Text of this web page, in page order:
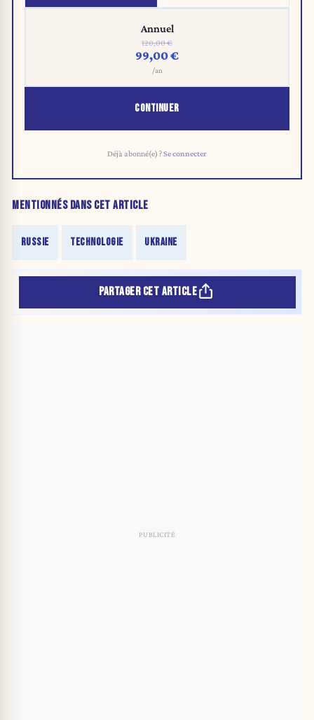
Annuel
120,00 €
99,00 €
/an
CONTINUER
Déjà abonné(e) ?Se connecter
MENTIONNÉS DANS CET ARTICLE
RUSSIE TECHNOLOGIE UKRAINE
PARTAGER CET ARTICLE